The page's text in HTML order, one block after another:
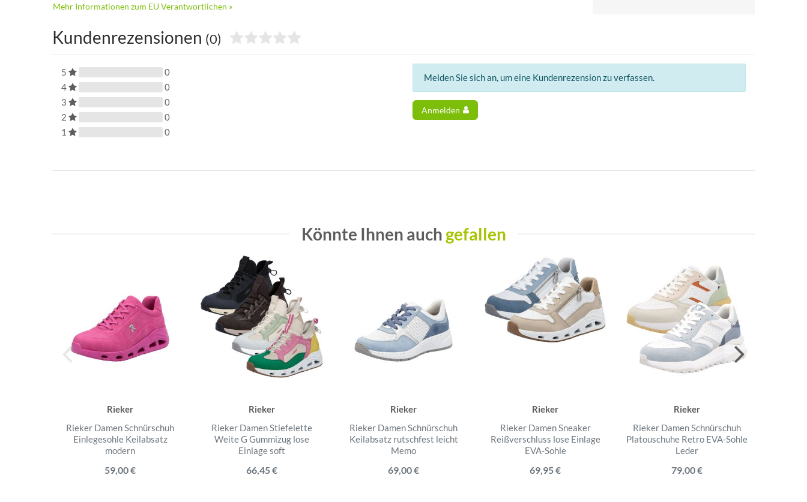
Mehr Informationen zum EU Verantwortlichen »
Kundenrezensionen (0)
5
0
4
0
3
0
2
0
1
0
Melden Sie sich an, um eine Kundenrezension zu verfassen.
Anmelden
Könnte Ihnen auch gefallen
Rieker
Rieker Damen Schnürschuh
Einlegesohle Keilabsatz
modern
59,00 €
Rieker
Rieker Damen Stiefelette
Weite G Gummizug lose
Einlage soft
66,45 €
Rieker
Rieker Damen Schnürschuh
Keilabsatz rutschfest leicht
Memo
69,00 €
Rieker
Rieker Damen Sneaker
Reißverschluss lose Einlage
EVA-Sohle
69,95 €
Rieker
Rieker Damen Schnürschuh
Platouschuhe Retro EVA-Sohle
Leder
79,00 €